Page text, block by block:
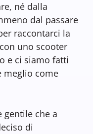
né dalla
dal passare
raccontarci la
uno scooter
e ci siamo fatti
meglio come
gentile che a
di